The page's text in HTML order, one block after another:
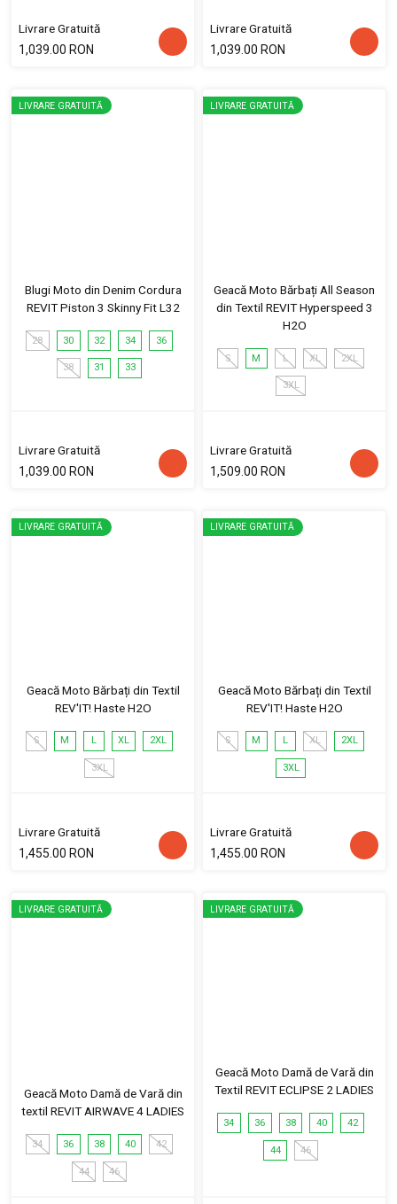
Livrare Gratuită
1,039.00 RON
Livrare Gratuită
1,039.00 RON
LIVRARE GRATUITĂ
Blugi Moto din Denim Cordura
REVIT Piston 3 Skinny Fit L32
28 30 32 34 36
38 31 33
Livrare Gratuită
1,039.00 RON
LIVRARE GRATUITĂ
Geacă Moto Bărbați All Season
din Textil REVIT Hyperspeed 3
H2O
S M L XL 2XL
3XL
Livrare Gratuită
1,509.00 RON
LIVRARE GRATUITĂ
Geacă Moto Bărbați din Textil
REV'IT! Haste H2O
S M L XL 2XL
3XL
Livrare Gratuită
1,455.00 RON
LIVRARE GRATUITĂ
Geacă Moto Bărbați din Textil
REV'IT! Haste H2O
S M L XL 2XL
3XL
Livrare Gratuită
1,455.00 RON
LIVRARE GRATUITĂ
Geacă Moto Damă de Vară din
textil REVIT AIRWAVE 4 LADIES
34 36 38 40 42
44 46
LIVRARE GRATUITĂ
Geacă Moto Damă de Vară din
Textil REVIT ECLIPSE 2 LADIES
34 36 38 40 42
44 46